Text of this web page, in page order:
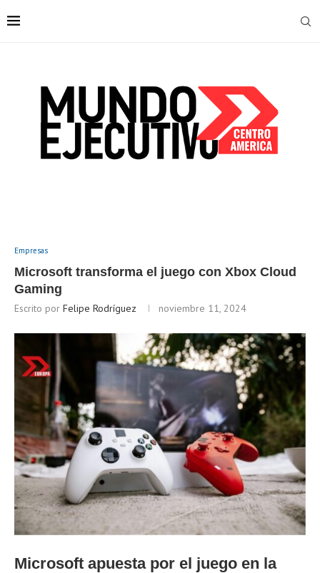
Empresas
Microsoft transforma el juego con Xbox Cloud
Gaming
Escrito por Felipe Rodríguez noviembre 11, 2024
Microsoft apuesta por el juego en la